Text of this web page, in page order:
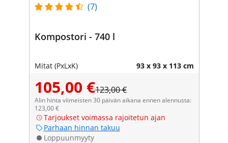
(7)
Kompostori - 740 l
Mitat (PxLxK) 93 x 93 x 113 cm
105,00 €123,00 €
Alin hinta viimeisten 30 päivän aikana ennen alennusta:
123,00 €
Tarjoukset voimassa rajoitetun ajan
Parhaan hinnan takuu
Loppuunmyyty